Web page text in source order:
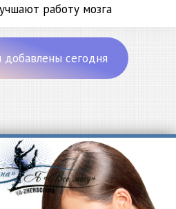
работу мозга
добавлены сегодня